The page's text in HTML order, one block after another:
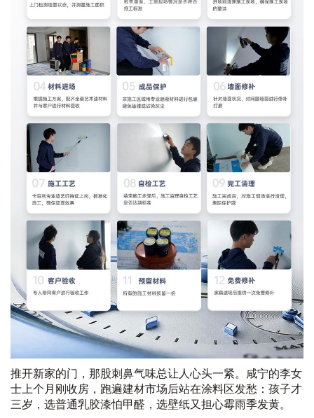
推开新家的门，那股刺鼻气味总让人心头一紧。咸宁的李女
士上个月刚收房，跑遍建材市场后站在涂料区发愁：孩子才
三岁，选普通乳胶漆怕甲醛，选壁纸又担心霉雨季发黄。